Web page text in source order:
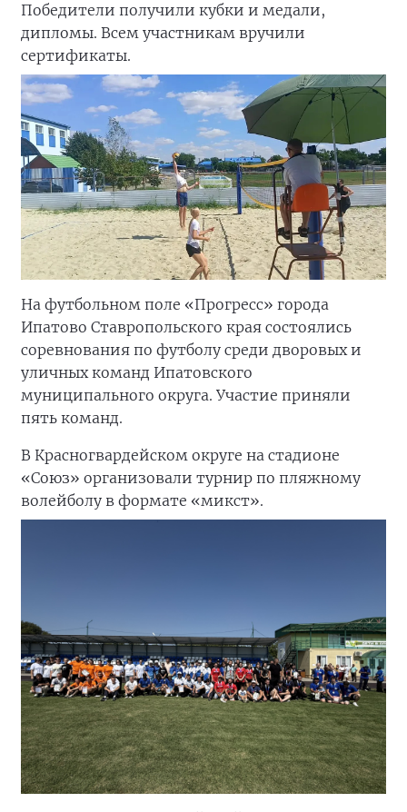
Победители получили кубки и медали,
дипломы. Всем участникам вручили
сертификаты.
На футбольном поле «Прогресс» города
Ипатово Ставропольского края состоялись
соревнования по футболу среди дворовых и
уличных команд Ипатовского
муниципального округа. Участие приняли
пять команд.
В Красногвардейском округе на стадионе
«Союз» организовали турнир по пляжному
волейболу в формате «микст».